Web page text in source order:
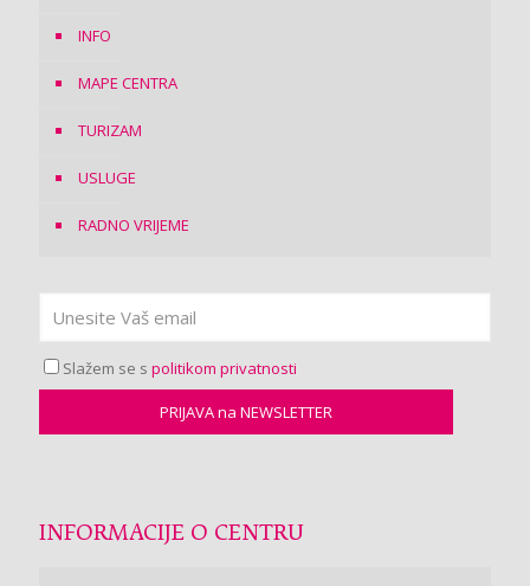
INFO
MAPE CENTRA
TURIZAM
USLUGE
RADNO VRIJEME
Slažem se s politikom privatnosti
INFORMACIJE O CENTRU